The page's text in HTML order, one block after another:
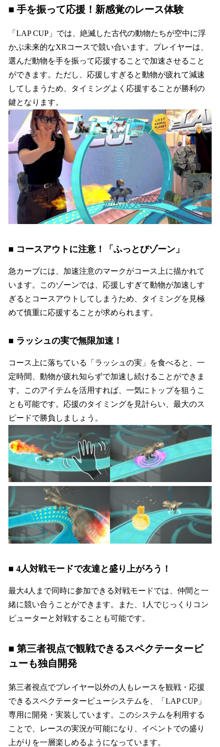
■ 手を振って応援！新感覚のレース体験
「LAP CUP」では、絶滅した古代の動物たちが空中に浮
かぶ未来的なXRコースで競い合います。プレイヤーは、
選んだ動物を手を振って応援することで加速させること
ができます。ただし、応援しすぎると動物が疲れて減速
してしまうため、タイミングよく応援することが勝利の
鍵となります。
■ コースアウトに注意！「ふっとびゾーン」
急カーブには、加速注意のマークがコース上に描かれて
います。このゾーンでは、応援しすぎて動物が加速しす
ぎるとコースアウトしてしまうため、タイミングを見極
めて慎重に応援することが求められます。
■ ラッシュの実で無限加速！
コース上に落ちている「ラッシュの実」を食べると、一
定時間、動物が疲れ知らずで加速し続けることができま
す。このアイテムを活用すれば、一気にトップを狙うこ
とも可能です。応援のタイミングを見計らい、最大のス
ピードで勝負しましょう。
■ 4人対戦モードで友達と盛り上がろう！
最大4人まで同時に参加できる対戦モードでは、仲間と一
緒に競い合うことができます。また、1人でじっくりコン
ピューターと対戦することも可能です。
■ 第三者視点で観戦できるスペクテータービ
ューも独自開発
第三者視点でプレイヤー以外の人もレースを観戦・応援
できるスペクテータービューシステムを、「LAP CUP」
専用に開発・実装しています。このシステムを利用する
ことで、レースの実況が可能になり、イベントでの盛り
上がりを一層楽しめるようになっています。